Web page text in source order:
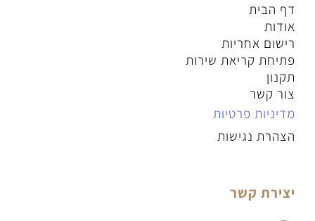
דף הבית
אודות
רישום אחריות
פתיחת קריאת שירות
תקנון
צור קשר
מדיניות פרטיות
הצהרת נגישות
יצירת קשר